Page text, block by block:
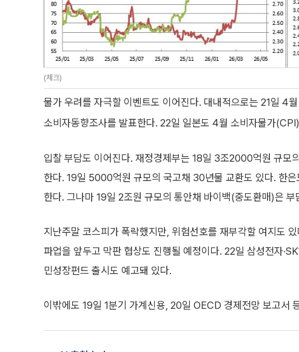
(체크)
물가 우려를 자극할 이벤트도 이어진다. 대내적으로는 21일 4
소비자동향조사를 발표한다. 22일 일본도 4월 소비자물가
입찰 부담도 이어진다. 재정경제부는 18일 3조2000억원 규모
한다. 19일 5000억원 규모의 국고채 30년물 교환도 있다. 한
한다. 그나마 19일 2조원 규모의 통안채 바이백(중도환매)은 부
지난주말 코스피가 폭락했지만, 위험선호를 재부각할 여지도
파업을 앞두고 막판 협상도 진행될 예정이다. 22일 삼성전자
민성장펀드 출시도 예고돼 있다.
이밖에도 19일 1분기 가계신용, 20일 OECD 경제전망 보고서